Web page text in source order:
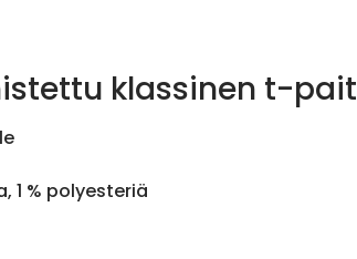
klassinen t-
1 % polyesteriä